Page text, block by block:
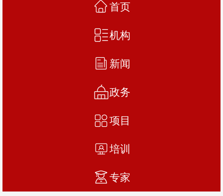
首页
机构
新闻
政务
项目
培训
专家